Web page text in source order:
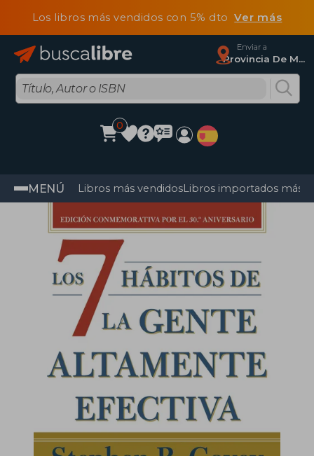
Los libros más vendidos con 5% dtoVer más
Enviar a
Provincia De Madrid
0
MENÚ Libros más vendidosLibros importados más